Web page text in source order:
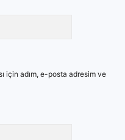
için adım, e-posta adresim ve